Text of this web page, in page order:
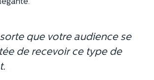
que votre audience se
de recevoir ce type de